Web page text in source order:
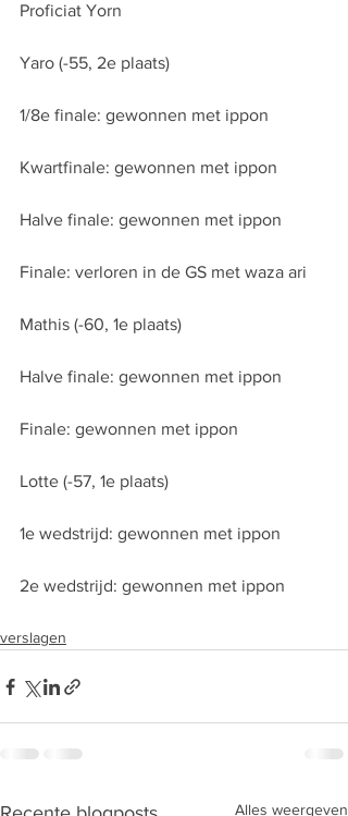
Proficiat Yorn
Yaro (-55, 2e plaats)
1/8e finale: gewonnen met ippon
Kwartfinale: gewonnen met ippon
Halve finale: gewonnen met ippon
Finale: verloren in de GS met waza ari
Mathis (-60, 1e plaats)
Halve finale: gewonnen met ippon
Finale: gewonnen met ippon
Lotte (-57, 1e plaats)
1e wedstrijd: gewonnen met ippon
2e wedstrijd: gewonnen met ippon
verslagen
Alles weergeven